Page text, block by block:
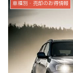
車種別・売却のお得情報